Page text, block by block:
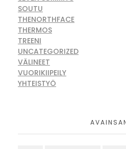
SOUTU
THENORTHFACE
THERMOS
TREENI
UNCATEGORIZED
VÄLINEET
VUORIKIIPEILY
YHTEISTYÖ